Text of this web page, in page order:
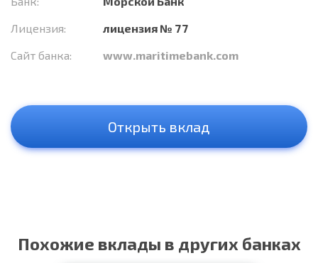
Лицензия:
лицензия № 77
Сайт банка:
www.maritimebank.com
Открыть вклад
Похожие вклады в других банках